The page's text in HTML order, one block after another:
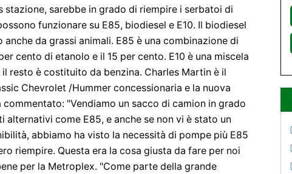
stazione, sarebbe in grado di riempire i serbatoi di
funzionare su E85, biodiesel e E10. Il biodiesel
da grassi animali. E85 è una combinazione di
cento di etanolo e il 15 per cento. E10 è una miscela
resto è costituito da benzina. Charles Martin è il
Chevrolet /Hummer concessionaria e la nuova
"Vendiamo un sacco di camion in grado
alternativi come E85, e anche se non vi è stato un
abbiamo ha visto la necessità di pompe più E85
riempire. Questa era la cosa giusta da fare per noi
per la Metroplex. "Come parte della grande